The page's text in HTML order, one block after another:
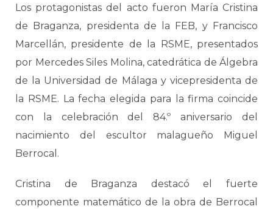
Los protagonistas del acto fueron María Cristina
de Braganza, presidenta de la FEB, y Francisco
Marcellán, presidente de la RSME, presentados
por Mercedes Siles Molina, catedrática de Álgebra
de la Universidad de Málaga y vicepresidenta de
la RSME. La fecha elegida para la firma coincide
con la celebración del 84.º aniversario del
nacimiento del escultor malagueño Miguel
Berrocal.
Cristina de Braganza destacó el fuerte
componente matemático de la obra de Berrocal